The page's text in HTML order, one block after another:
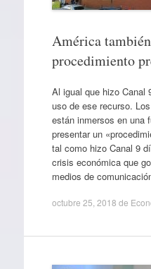
América
procedimiento
Al igual que hizo Canal
uso de ese recurso.
están inmersos en una
presentar un
tal como hizo Canal 9
crisis económica que
medios de
octubre 25, 2018 de